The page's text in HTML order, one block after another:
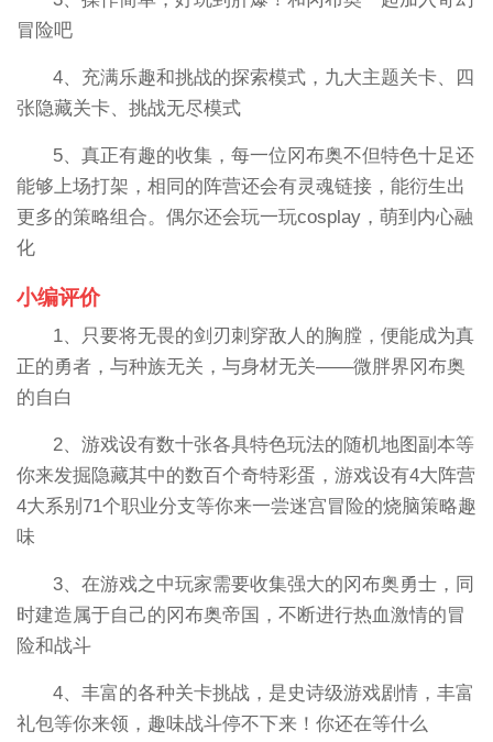
冒险吧
4、充满乐趣和挑战的探索模式，九大主题关卡、四
张隐藏关卡、挑战无尽模式
5、真正有趣的收集，每一位冈布奥不但特色十足还
能够上场打架，相同的阵营还会有灵魂链接，能衍生出
更多的策略组合。偶尔还会玩一玩cosplay，萌到内心融
化
小编评价
1、只要将无畏的剑刃刺穿敌人的胸膛，便能成为真
正的勇者，与种族无关，与身材无关——微胖界冈布奥
的自白
2、游戏设有数十张各具特色玩法的随机地图副本等
你来发掘隐藏其中的数百个奇特彩蛋，游戏设有4大阵营
4大系别71个职业分支等你来一尝迷宫冒险的烧脑策略趣
味
3、在游戏之中玩家需要收集强大的冈布奥勇士，同
时建造属于自己的冈布奥帝国，不断进行热血激情的冒
险和战斗
4、丰富的各种关卡挑战，是史诗级游戏剧情，丰富
礼包等你来领，趣味战斗停不下来！你还在等什么